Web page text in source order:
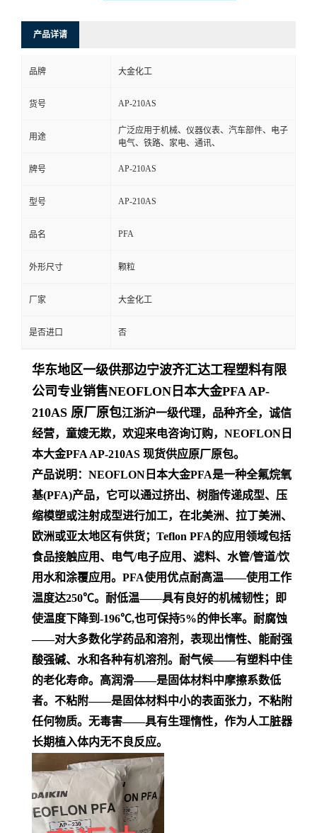
系
言
产品详请
品牌 大金化工
货号 AP-210AS
用途
广泛应用于机械、仪器仪表、汽车部件、电子
电气、铁路、家电、通讯、
牌号 AP-210AS
型号 AP-210AS
品名 PFA
外形尺寸 颗粒
厂家 大金化工
是否进口 否
华东地区一级供那边宁波齐汇达工程塑料有限
公司专业销售NEOFLON日本大金PFA AP-
210AS 原厂原包江浙沪一级代理，品种齐全，诚信
经营，童嫂无欺，欢迎来电咨询订购，NEOFLON日
本大金PFA AP-210AS 现货供应原厂原包。
产品说明：NEOFLON日本大金PFA是一种全氟烷氧
基(PFA)产品，它可以通过挤出、树脂传递成型、压
缩模塑或注射成型进行加工，在北美洲、拉丁美洲、
欧洲或亚太地区有供货；Teflon PFA的应用领域包括
食品接触应用、电气/电子应用、滤料、水管/管道/饮
用水和涂覆应用。PFA使用优点耐高温——使用工作
温度达250℃。耐低温——具有良好的机械韧性；即
使温度下降到-196℃,也可保持5%的伸长率。耐腐蚀
——对大多数化学药品和溶剂，表现出惰性、能耐强
酸强碱、水和各种有机溶剂。耐气候——有塑料中佳
的老化寿命。高润滑——是固体材料中摩擦系数低
者。不粘附——是固体材料中小的表面张力，不粘附
任何物质。无毒害——具有生理惰性，作为人工脏器
长期植入体内无不良反应。